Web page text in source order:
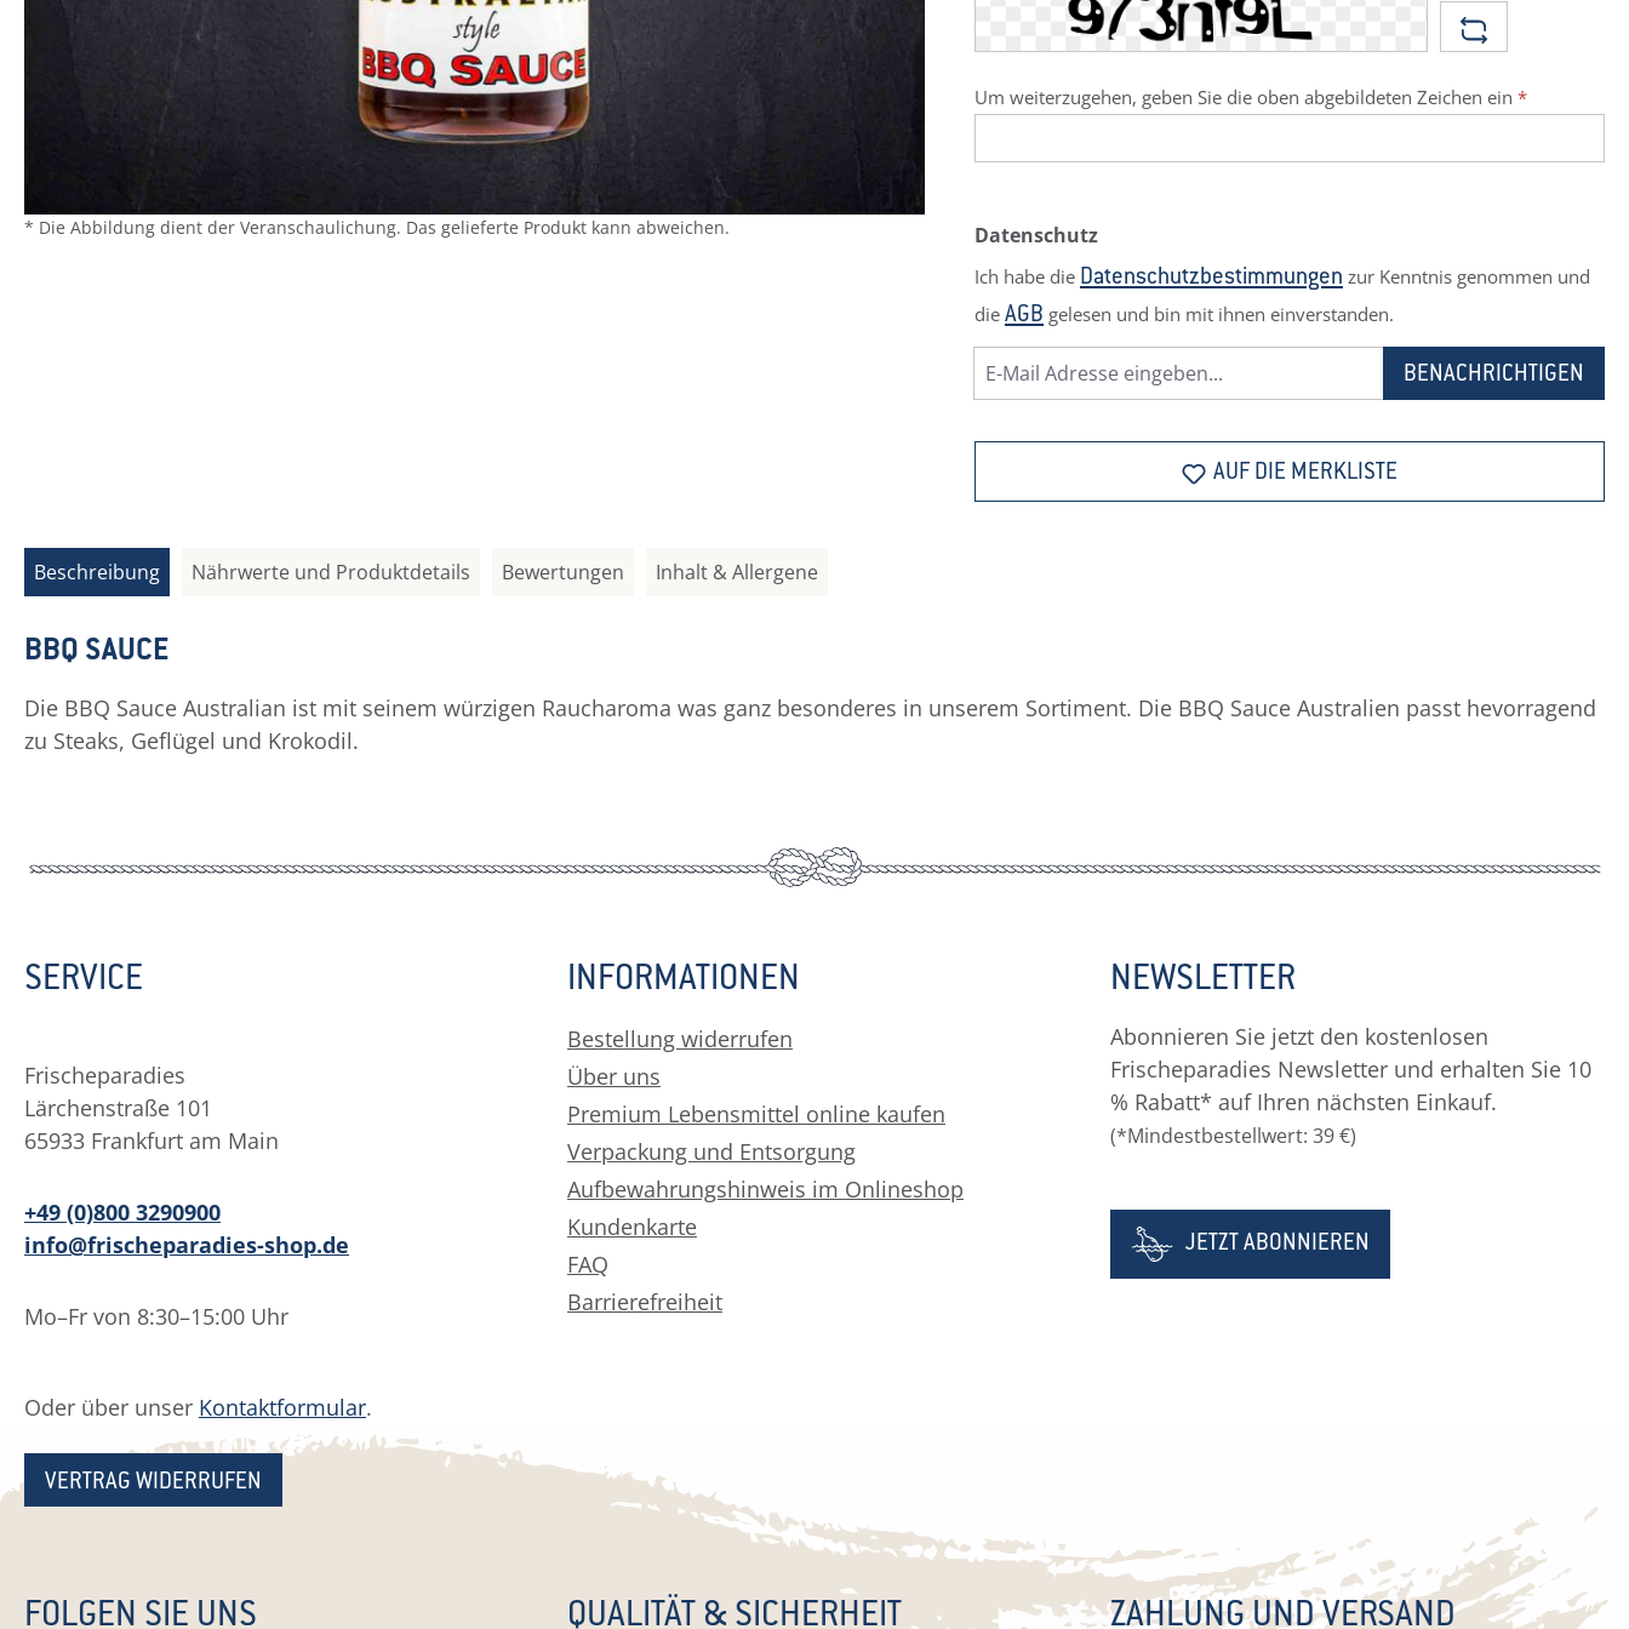
* Die Abbildung dient der Veranschaulichung. Das gelieferte Produkt kann abweichen.
Um weiterzugehen, geben Sie die oben abgebildeten Zeichen ein *
Datenschutz
Ich habe die Datenschutzbestimmungen zur Kenntnis genommen und
die AGB gelesen und bin mit ihnen einverstanden.
BENACHRICHTIGEN
AUF DIE MERKLISTE
Beschreibung Nährwerte und Produktdetails Bewertungen Inhalt & Allergene
BBQ SAUCE
Die BBQ Sauce Australian ist mit seinem würzigen Raucharoma was ganz besonderes in unserem Sortiment. Die BBQ Sauce Australien passt hevorragend
zu Steaks, Geflügel und Krokodil.
SERVICE
Frischeparadies
Lärchenstraße 101
65933 Frankfurt am Main
+49 (0)800 3290900
info@frischeparadies-shop.de
Mo–Fr von 8:30–15:00 Uhr
Oder über unser Kontaktformular.
VERTRAG WIDERRUFEN
INFORMATIONEN
Bestellung widerrufen
Über uns
Premium Lebensmittel online kaufen
Verpackung und Entsorgung
Aufbewahrungshinweis im Onlineshop
Kundenkarte
FAQ
Barrierefreiheit
NEWSLETTER
Abonnieren Sie jetzt den kostenlosen
Frischeparadies Newsletter und erhalten Sie 10
% Rabatt* auf Ihren nächsten Einkauf.
(*Mindestbestellwert: 39 €)
JETZT ABONNIEREN
FOLGEN SIE UNS QUALITÄT & SICHERHEIT ZAHLUNG UND VERSAND